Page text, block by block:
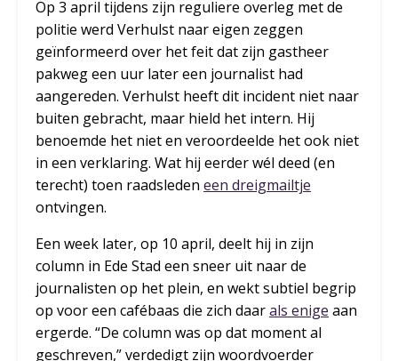
Op 3 april tijdens zijn reguliere overleg met de
politie werd Verhulst naar eigen zeggen
geïnformeerd over het feit dat zijn gastheer
pakweg een uur later een journalist had
aangereden. Verhulst heeft dit incident niet naar
buiten gebracht, maar hield het intern. Hij
benoemde het niet en veroordeelde het ook niet
in een verklaring. Wat hij eerder wél deed (en
terecht) toen raadsleden een dreigmailtje
ontvingen.
Een week later, op 10 april, deelt hij in zijn
column in Ede Stad een sneer uit naar de
journalisten op het plein, en wekt subtiel begrip
op voor een cafébaas die zich daarals enige aan
ergerde. “De column was op dat moment al
geschreven,” verdedigt zijn woordvoerder